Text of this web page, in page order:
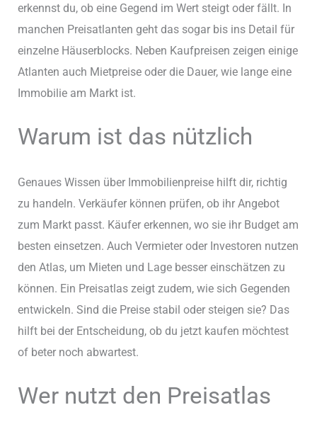
erkennst du, ob eine Gegend im Wert steigt oder fällt. In
manchen Preisatlanten geht das sogar bis ins Detail für
einzelne Häuserblocks. Neben Kaufpreisen zeigen einige
Atlanten auch Mietpreise oder die Dauer, wie lange eine
Immobilie am Markt ist.
Warum ist das nützlich
Genaues Wissen über Immobilienpreise hilft dir, richtig
zu handeln. Verkäufer können prüfen, ob ihr Angebot
zum Markt passt. Käufer erkennen, wo sie ihr Budget am
besten einsetzen. Auch Vermieter oder Investoren nutzen
den Atlas, um Mieten und Lage besser einschätzen zu
können. Ein Preisatlas zeigt zudem, wie sich Gegenden
entwickeln. Sind die Preise stabil oder steigen sie? Das
hilft bei der Entscheidung, ob du jetzt kaufen möchtest
of beter noch abwartest.
Wer nutzt den Preisatlas